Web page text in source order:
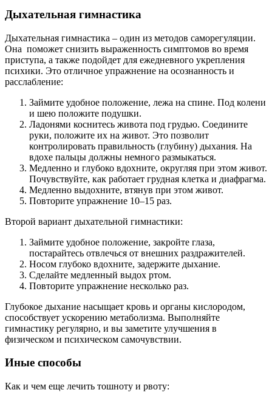
Дыхательная гимнастика
Дыхательная гимнастика – один из методов саморегуляции.
Она поможет снизить выраженность симптомов во время
приступа, а также подойдет для ежедневного укрепления
психики. Это отличное упражнение на осознанность и
расслабление:
Займите удобное положение, лежа на спине. Под колени
и шею положите подушки.
Ладонями коснитесь живота под грудью. Соедините
руки, положите их на живот. Это позволит
контролировать правильность (глубину) дыхания. На
вдохе пальцы должны немного размыкаться.
Медленно и глубоко вдохните, округляя при этом живот.
Почувствуйте, как работает грудная клетка и диафрагма.
Медленно выдохните, втянув при этом живот.
Повторите упражнение 10–15 раз.
Второй вариант дыхательной гимнастики:
Займите удобное положение, закройте глаза,
постарайтесь отвлечься от внешних раздражителей.
Носом глубоко вдохните, задержите дыхание.
Сделайте медленный выдох ртом.
Повторите упражнение несколько раз.
Глубокое дыхание насыщает кровь и органы кислородом,
способствует ускорению метаболизма. Выполняйте
гимнастику регулярно, и вы заметите улучшения в
физическом и психическом самочувствии.
Иные способы
Как и чем еще лечить тошноту и рвоту: